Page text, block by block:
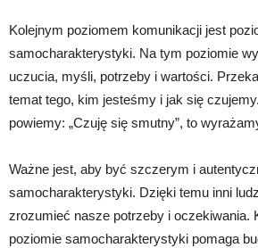
Kolejnym poziomem komunikacji jest
samocharakterystyki. Na tym poziomie
uczucia, myśli, potrzeby i wartości.
temat tego, kim jesteśmy i jak się
powiemy: „Czuję się smutny”, to
Ważne jest, aby być szczerym i
samocharakterystyki. Dzięki temu inni
zrozumieć nasze potrzeby i oczekiwania.
poziomie samocharakterystyki pomaga